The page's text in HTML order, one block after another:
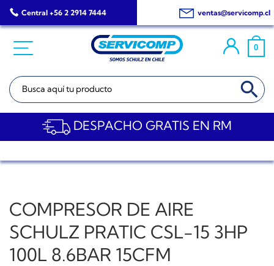
Saltar
al
Central +56 2 2914 7444 ventas@servicomp.cl
0
Buscar: BOTÓN DE
DESPACHO GRATIS EN RM
COMPRESOR DE AIRE
SCHULZ PRATIC CSL-15 3HP
100L 8.6BAR 15CFM